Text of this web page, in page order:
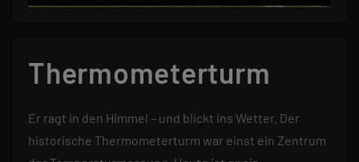
Thermometerturm
Er ragt in den Himmel – und blickt ins Wetter. Der
historische Thermometerturm war einst ein Zentrum